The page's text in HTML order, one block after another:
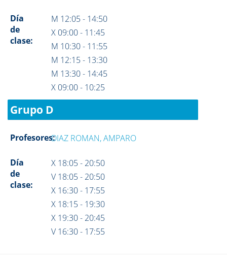
Día
de
clase:
M 12:05 - 14:50
X 09:00 - 11:45
M 10:30 - 11:55
M 12:15 - 13:30
M 13:30 - 14:45
X 09:00 - 10:25
Grupo D
Profesores:DIAZ ROMAN, AMPARO
Día
de
clase:
X 18:05 - 20:50
V 18:05 - 20:50
X 16:30 - 17:55
X 18:15 - 19:30
X 19:30 - 20:45
V 16:30 - 17:55